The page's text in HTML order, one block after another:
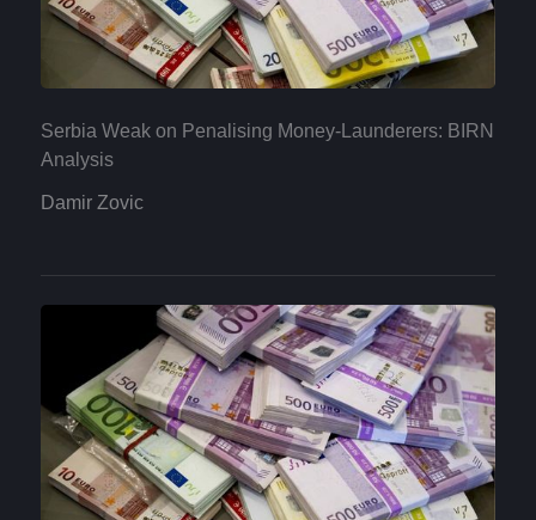
Serbia Weak on Penalising Money-Launderers: BIRN
Analysis
Damir Zovic